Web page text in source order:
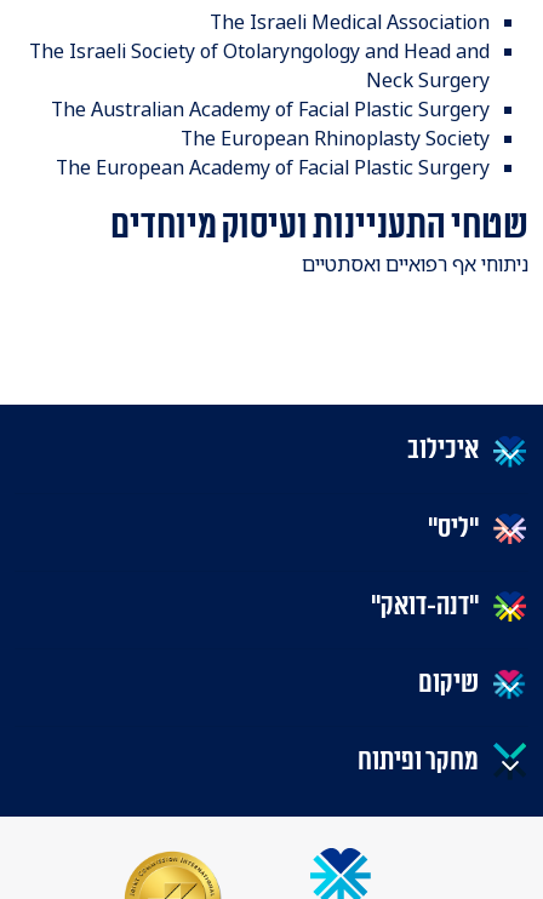
​The Israeli Medical Association
The Israeli Society of Otolaryngology and Head and
Neck Surgery
The Australian Academy of Facial Plastic Surgery
The European Rhinoplasty Society
The European Academy of Facial Plastic Surgery
שטחי התעניינות ועיסוק מיוחדים
​ניתוחי אף רפואיים ואסתטיים
איכילוב
"ליס"
"דנה-דואק"
שיקום
מחקר ופיתוח